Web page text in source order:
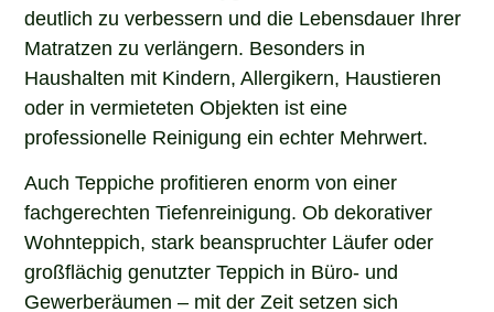
deutlich zu verbessern und die Lebensdauer Ihrer
Matratzen zu verlängern. Besonders in
Haushalten mit Kindern, Allergikern, Haustieren
oder in vermieteten Objekten ist eine
professionelle Reinigung ein echter Mehrwert.
Auch Teppiche profitieren enorm von einer
fachgerechten Tiefenreinigung. Ob dekorativer
Wohnteppich, stark beanspruchter Läufer oder
großflächig genutzter Teppich in Büro- und
Gewerberäumen – mit der Zeit setzen sich